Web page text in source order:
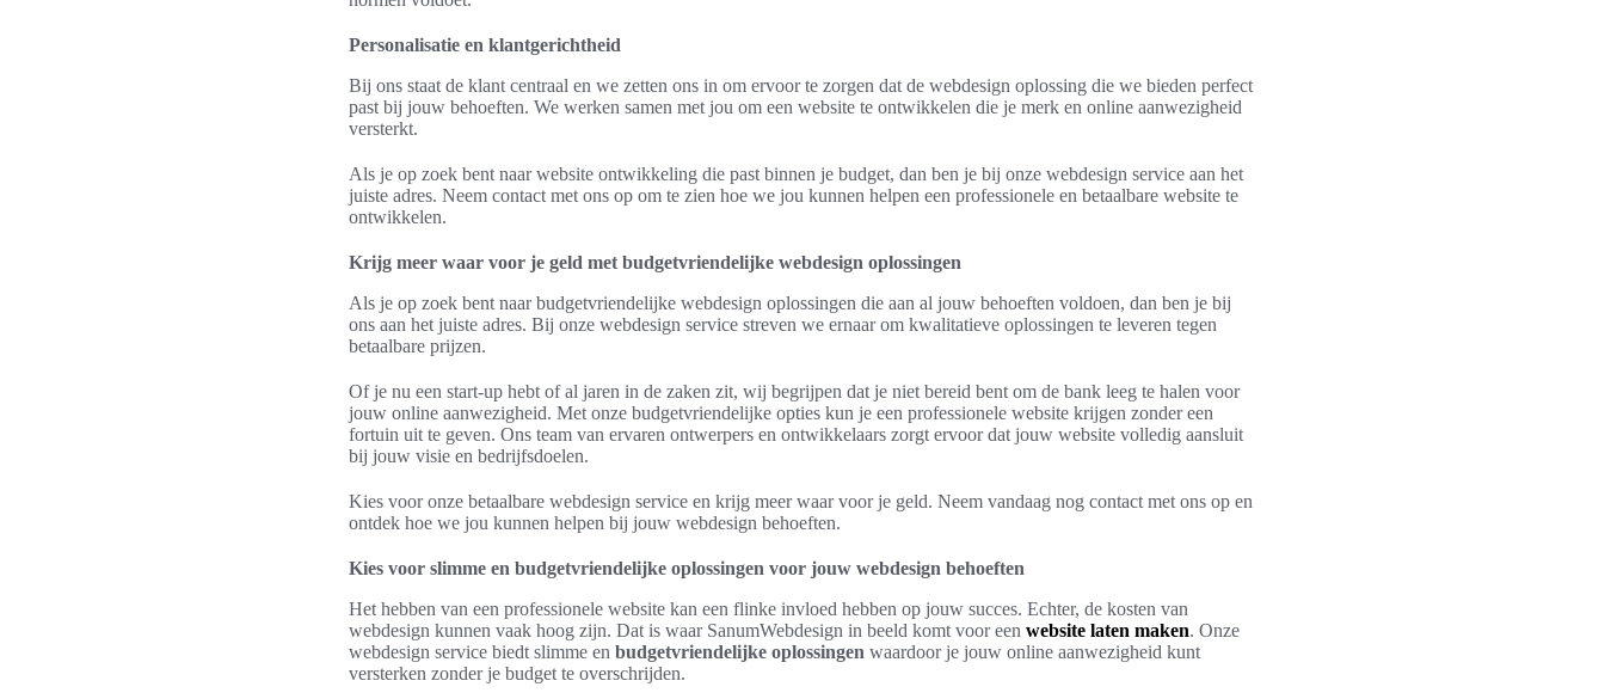
Personalisatie en klantgerichtheid
Bij ons staat de klant centraal en we zetten ons in om ervoor te zorgen dat de webdesign oplossing die we bieden perfect
past bij jouw behoeften. We werken samen met jou om een website te ontwikkelen die je merk en online aanwezigheid
versterkt.
Als je op zoek bent naar website ontwikkeling die past binnen je budget, dan ben je bij onze webdesign service aan het
juiste adres. Neem contact met ons op om te zien hoe we jou kunnen helpen een professionele en betaalbare website te
ontwikkelen.
Krijg meer waar voor je geld met budgetvriendelijke webdesign oplossingen
Als je op zoek bent naar budgetvriendelijke webdesign oplossingen die aan al jouw behoeften voldoen, dan ben je bij
ons aan het juiste adres. Bij onze webdesign service streven we ernaar om kwalitatieve oplossingen te leveren tegen
betaalbare prijzen.
Of je nu een start-up hebt of al jaren in de zaken zit, wij begrijpen dat je niet bereid bent om de bank leeg te halen voor
jouw online aanwezigheid. Met onze budgetvriendelijke opties kun je een professionele website krijgen zonder een
fortuin uit te geven. Ons team van ervaren ontwerpers en ontwikkelaars zorgt ervoor dat jouw website volledig aansluit
bij jouw visie en bedrijfsdoelen.
Kies voor onze betaalbare webdesign service en krijg meer waar voor je geld. Neem vandaag nog contact met ons op en
ontdek hoe we jou kunnen helpen bij jouw webdesign behoeften.
Kies voor slimme en budgetvriendelijke oplossingen voor jouw webdesign behoeften
Het hebben van een professionele website kan een flinke invloed hebben op jouw succes. Echter, de kosten van
webdesign kunnen vaak hoog zijn. Dat is waar SanumWebdesign in beeld komt voor een website laten maken. Onze
webdesign service biedt slimme en budgetvriendelijke oplossingen waardoor je jouw online aanwezigheid kunt
versterken zonder je budget te overschrijden.